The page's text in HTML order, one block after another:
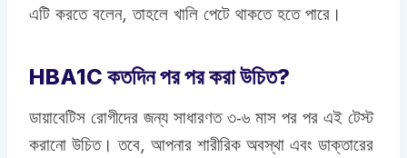
এটি করতে বলেন, তাহলে খালি পেটে থাকতে হতে পারে।
HBA1C কতদিন পর পর করা উচিত?
ডায়াবেটিস রোগীদের জন্য সাধারণত ৩-৬ মাস পর পর এই টেস্ট
করানো উচিত। তবে, আপনার শারীরিক অবস্থা এবং ডাক্তারের